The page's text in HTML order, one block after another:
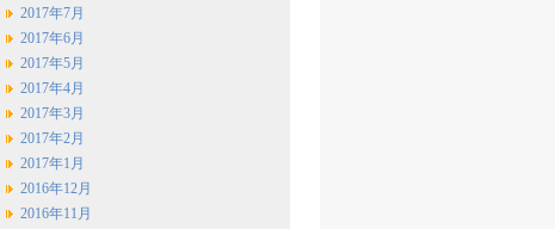
2017年7月
2017年6月
2017年5月
2017年4月
2017年3月
2017年2月
2017年1月
2016年12月
2016年11月